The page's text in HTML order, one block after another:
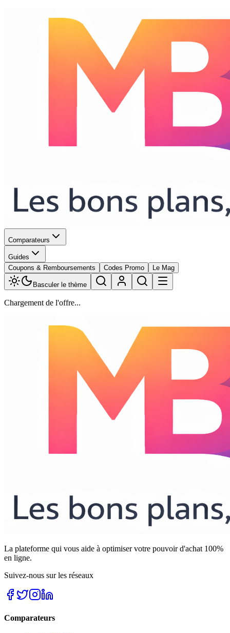
Comparateurs
Guides
Coupons & Remboursements
Codes Promo Le Mag
Basculer le thème
Chargement de l'offre...
La plateforme qui vous aide à optimiser votre pouvoir d'achat 100%
en ligne.
Suivez-nous sur les réseaux
Comparateurs